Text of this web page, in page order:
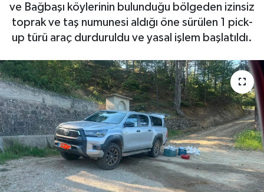
ve Bağbaşı köylerinin bulunduğu bölgeden izinsiz
toprak ve taş numunesi aldığı öne sürülen 1 pick-
up türü araç durduruldu ve yasal işlem başlatıldı.